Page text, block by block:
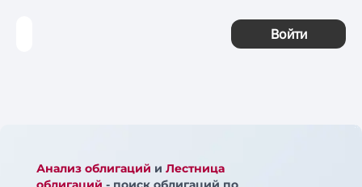
Войти
Анализ облигаций и Лестница